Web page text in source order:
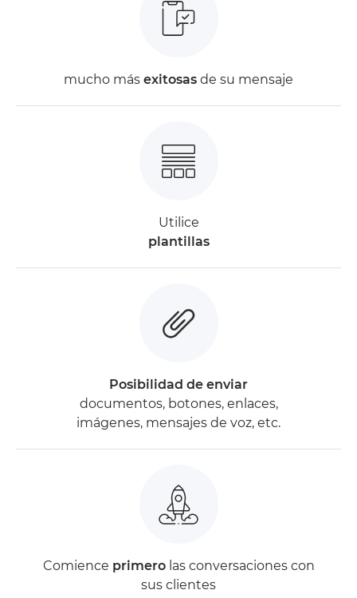
mucho más exitosas de su mensaje
Utilice
plantillas
Posibilidad de enviar
documentos, botones, enlaces,
imágenes, mensajes de voz, etc.
Comience primerolas conversaciones con
sus clientes